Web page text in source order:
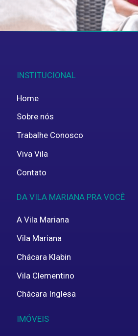
INSTITUCIONAL
Home
Sobre nós
Trabalhe Conosco
Viva Vila
Contato
DA VILA MARIANA PRA VOCÊ
A Vila Mariana
Vila Mariana
Chácara Klabin
Vila Clementino
Chácara Inglesa
IMÓVEIS